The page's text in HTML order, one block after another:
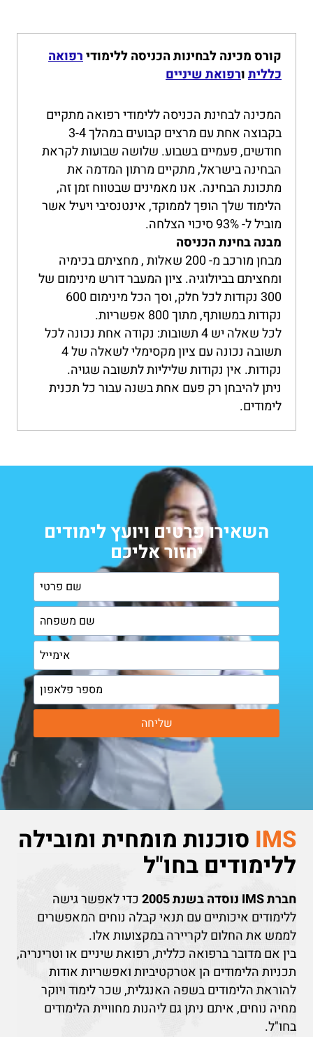
קורס מכינה לבחינות הכניסה ללימודירפואה
כלליתורפואת שיניים
המכינה לבחינת הכניסה ללימודי רפואה מתקיים
בקבוצה אחת עם מרצים קבועים במהלך 3-4
חודשים, פעמיים בשבוע. שלושה שבועות לקראת
הבחינה בישראל, מתקיים מרתון המדמה את
מתכונת הבחינה. אנו מאמינים שבטווח זמן זה,
הלימוד שלך הופך לממוקד, אינטנסיבי ויעיל אשר
מוביל ל- 93% סיכוי הצלחה.
מבנה בחינת הכניסה
מבחן מורכב מ- 200 שאלות , מחציתם בכימיה
ומחציתם בביולוגיה. ציון המעבר דורש מינימום של
300 נקודות לכל חלק, וסך הכל מינימום 600
נקודות במשותף, מתוך 800 אפשריות.
לכל שאלה יש 4 תשובות: נקודה אחת נכונה לכל
תשובה נכונה עם ציון מקסימלי לשאלה של 4
נקודות. אין נקודות שליליות לתשובה שגויה.
ניתן להיבחן רק פעם אחת בשנה עבור כל תכנית
לימודים.
השאירו פרטים ויועץ לימודים
יחזור אליכם
שליחה
IMS סוכנות מומחית ומובילה
ללימודים בחו"ל
חברת IMS נוסדה בשנת 2005
כדי לאפשר גישה
ללימודים איכותיים עם תנאי קבלה נוחים המאפשרים
לממש את החלום לקריירה במקצועות אלו.
בין אם מדובר ברפואה כללית, רפואת שיניים או וטרינריה,
תכניות הלימודים הן אטרקטיביות ואפשריות אודות
להוראת הלימודים בשפה האנגלית, שכר לימוד ויוקר
מחיה נוחים, איתם ניתן גם ליהנות מחוויית הלימודים
בחו"ל.